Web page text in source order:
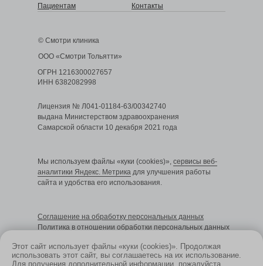
Пациентам
Контакты
Лицензия № Л041-01184-63/00342740
выдана Министерством здравоохранения
Самарской области 10 декабря 2021 года
ООО «Смотри Тольятти»
© Смотри клиника
ОГРН 1216300027657
ИНН 6382082998
Cоглашение на обработку персональных данных
Политика в отношении обработки персональных данных
Мы используем файлы «куки (cookies)», сервисы веб-
аналитики Яндекс. Метрика для улучшения работы
сайта и удобства его использования.
Этот сайт использует файлы «куки (cookies)». Продолжая
использовать этот сайт, вы соглашаетесь на их использование.
Для получения дополнительной информации, пожалуйста,